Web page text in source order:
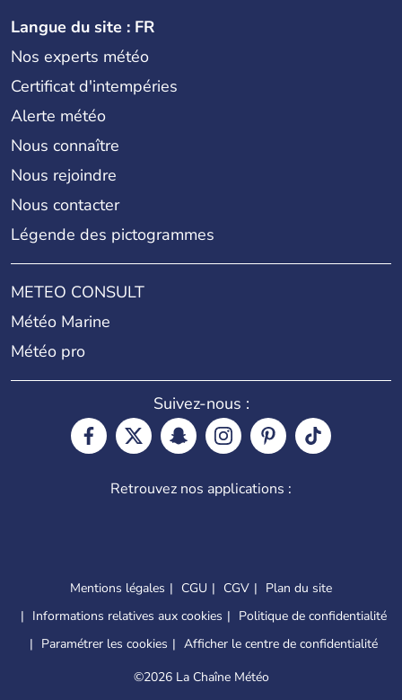
Langue du site : FR
Nos experts météo
Certificat d'intempéries
Alerte météo
Nous connaître
Nous rejoindre
Nous contacter
Légende des pictogrammes
METEO CONSULT
Météo Marine
Météo pro
Suivez-nous :
Retrouvez nos applications :
Mentions légales CGU CGV
Plan du site
Informations relatives aux cookies
Politique de confidentialité
Paramétrer les cookies
Afficher le centre de confidentialité
©2026 La Chaîne Météo